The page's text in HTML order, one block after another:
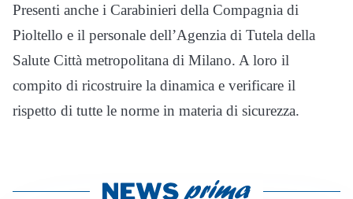
Presenti anche i Carabinieri della Compagnia di
Pioltello e il personale dell’Agenzia di Tutela della
Salute Città metropolitana di Milano. A loro il
compito di ricostruire la dinamica e verificare il
rispetto di tutte le norme in materia di sicurezza.